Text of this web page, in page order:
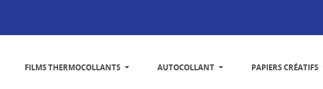
FILMS THERMOCOLLANTS AUTOCOLLANT PAPIERS CRÉATIFS